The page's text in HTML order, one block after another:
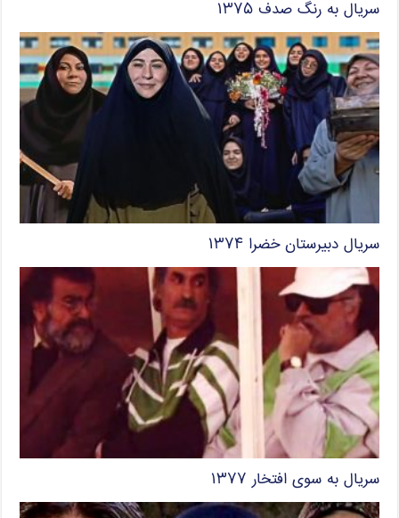
سریال به رنگ صدف ۱۳۷۵
سریال دبیرستان خضرا ۱۳۷۴
سریال به سوی افتخار ۱۳۷۷